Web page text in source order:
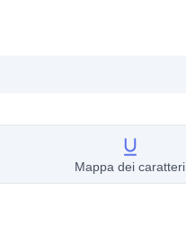
Mappa dei caratteri